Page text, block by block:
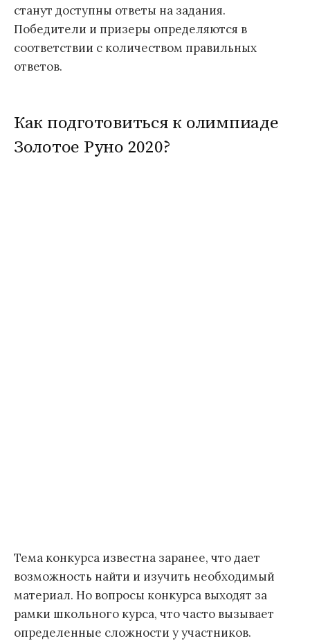
станут доступны ответы на задания.
Победители и призеры определяются в
соответствии с количеством правильных
ответов.
Как подготовиться к олимпиаде
Золотое Руно 2020?
Тема конкурса известна заранее, что дает
возможность найти и изучить необходимый
материал. Но вопросы конкурса выходят за
рамки школьного курса, что часто вызывает
определенные сложности у участников.